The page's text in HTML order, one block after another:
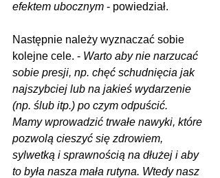
efektem ubocznym - powiedział.
Następnie należy wyznaczać sobie
kolejne cele. - Warto aby nie narzucać
sobie presji, np. chęć schudnięcia jak
najszybciej lub na jakieś wydarzenie
(np. ślub itp.) po czym odpuścić.
Mamy wprowadzić trwałe nawyki, które
pozwolą cieszyć się zdrowiem,
sylwetką i sprawnością na dłużej i aby
to była nasza mała rutyna. Wtedy nasz